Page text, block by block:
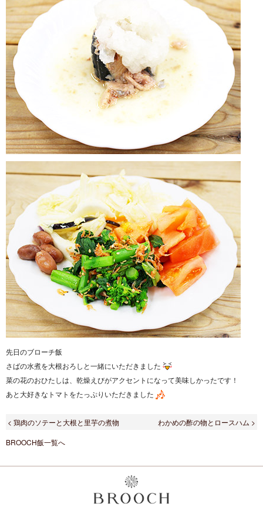
先日のブローチ飯
さばの水煮を大根おろしと一緒にいただきました
菜の花のおひたしは、乾燥えびがアクセントになって美味しかったです！
あと大好きなトマトをたっぷりいただきました
わかめの酢の物とロースハム >
< 鶏肉のソテーと大根と里芋の煮物
BROOCH飯一覧へ